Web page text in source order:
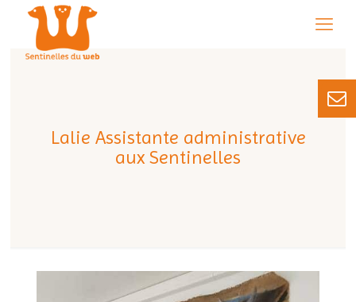
Lalie Assistante administrative
aux Sentinelles